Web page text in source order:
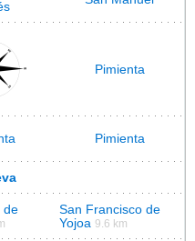
Pimienta
Pimienta
de
San Francisco de
Yojoa 9.6 km